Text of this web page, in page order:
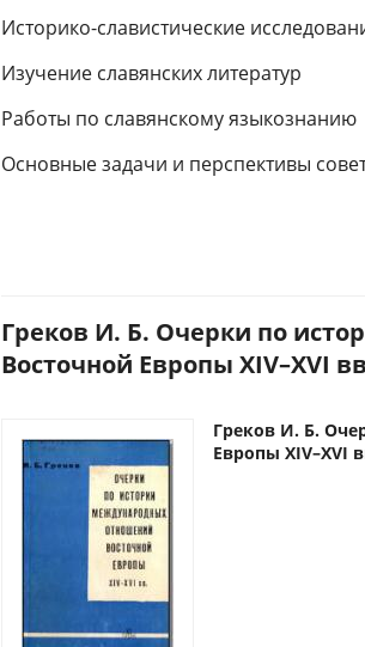
Историко-славистические
Изучение славянских литератур
Работы по славянскому языкознанию
Основные задачи и перспективы
Греков И. Б. Очерки по
Восточной Европы XIV–XVI
Греков И. Б.
Европы XIV–XVI